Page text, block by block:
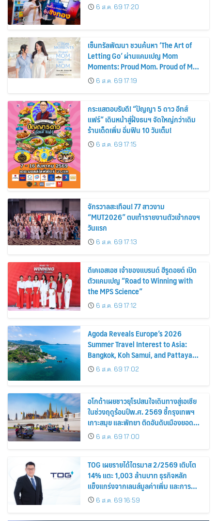
6 ส.ค. 69 17:20
เซ็นทรัลพัฒนา ชวนค้นหา ‘The Art of
Letting Go’ ผ่านแคมเปญ Mom
Moments: Proud Mom. Proud of My
Mom.6 ส.ค. 69 17:19
กระแสตอบรับดี! “ปัญญา 5 ดาว อีทส์
แฟร์” เดินหน้าสู่ฝั่งธนฯ จัดใหญ่กว่าเดิม
ร้านเด็ดเพิ่ม อิ่มฟิน 10 วันเต็ม!
6 ส.ค. 69 17:15
จักรวาลสะเทือน! 77 สาวงาม
“MUT2026” ตบเท้ารายงานตัวเข้ากองฯ
วันแรก
6 ส.ค. 69 17:13
ดีเคเอสเอช เจ้าของแบรนด์ ฮีรูดอยด์ เปิด
ตัวแคมเปญ “Road to Winning with
the MPS Science”
6 ส.ค. 69 17:12
Agoda Reveals Europe’s 2026
Summer Travel Interest to Asia:
Bangkok, Koh Samui, and Pattaya
Among the Top Cities
6 ส.ค. 69 17:02
อโกด้าเผยชาวยุโรปสนใจเดินทางสู่เอเชีย
ในช่วงฤดูร้อนปีพ.ศ. 2569 ชี้กรุงเทพฯ
เกาะสมุย และพัทยา ติดอันดับเมืองยอด
นิยม6 ส.ค. 69 17:00
TOG เผยรายได้ไตรมาส 2/2569 เติบโต
14% แตะ 1,003 ล้านบาท ธุรกิจหลัก
แข็งแกร่งจากเลนส์มูลค่าเพิ่ม และการ
ขยายตลาดต่างประเทศ พร้อมเดินหน้า
ลงทุนเพื่อการเติบโตระยะยาว
6 ส.ค. 69 16:59